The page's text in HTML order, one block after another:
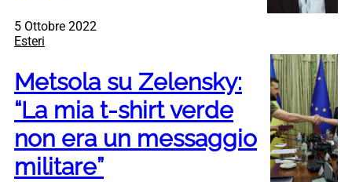
5 Ottobre 2022
Esteri
Metsola su Zelensky:
“La mia t-shirt verde
non era un messaggio
militare”